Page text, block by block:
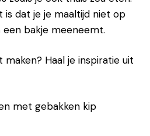
is dat je je maaltijd niet op
bakje meeneemt.
Haal je inspiratie uit
met gebakken kip